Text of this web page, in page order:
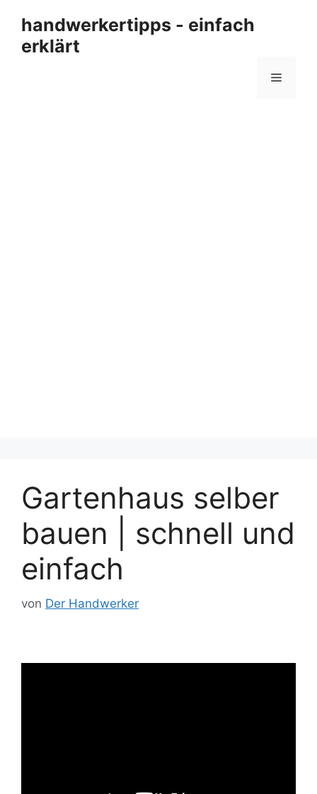
Inhalt
springen
handwerkertipps - einfach
erklärt
Menü
Gartenhaus selber
bauen | schnell und
einfach
von Der Handwerker